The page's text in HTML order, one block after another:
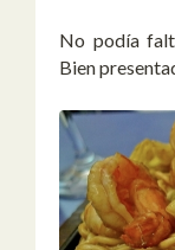
No podía
Bien